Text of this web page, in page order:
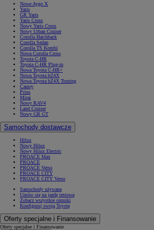
Nowe Aygo X
Yaris
GR Yaris
Yaris Cross
Nowy Yaris Cross
Nowy Urban Cruiser
Corolla Hatchback
Corolla Sedan
Corolla TS Kombi
Nowa Corolla Cross
Toyota C-HR
Toyota C-HR Plug-in
Nowa Toyota C-HR+
Nowa Toyota bZ4X
Nowa Toyota bZ4X Touring
Camry
Prius
Mirai
Nowy RAV4
Land Cruiser
Nowy GR GT
Samochody dostawcze
Hilux
Nowy Hilux
Nowy Hilux Electric
PROACE Max
PROACE
PROACE Verso
PROACE CITY
PROACE CITY Verso
Samochody używane
Umów się na jazdę testową
Zobacz wszystkie cenniki
Konfiguruj swoją Toyotę
Oferty specjalne i Finansowanie
Oferty specjalne i Finansowanie